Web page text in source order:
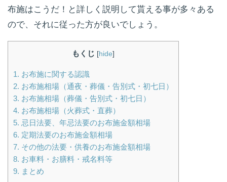
布施はこうだ！と詳しく説明して貰える事が多々ある
ので、それに従った方が良いでしょう。
もくじ [hide]
1. お布施に関する認識
2. お布施相場（通夜・葬儀・告別式・初七日）
3. お布施相場（葬儀・告別式・初七日）
4. お布施相場（火葬式・直葬）
5. 忌日法要、年忌法要のお布施金額相場
6. 定期法要のお布施金額相場
7. その他の法要・供養のお布施金額相場
8. お車料・お膳料・戒名料等
9. まとめ